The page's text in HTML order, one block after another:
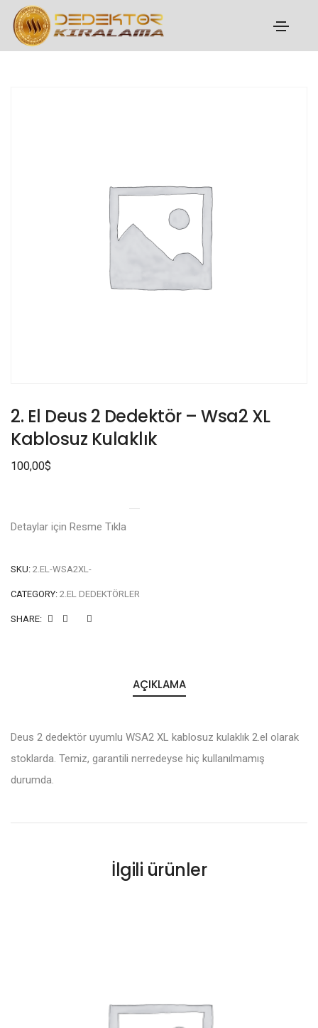
2. El Deus 2 Dedektör – Wsa2 XL
Kablosuz Kulaklık
100,00$
Detaylar için Resme Tıkla
SKU: 2.EL-WSA2XL-
CATEGORY: 2.EL DEDEKTÖRLER
SHARE:
AÇIKLAMA
Deus 2 dedektör uyumlu WSA2 XL kablosuz kulaklık 2.el olarak
stoklarda. Temiz, garantili nerredeyse hiç kullanılmamış
durumda.
İlgili ürünler